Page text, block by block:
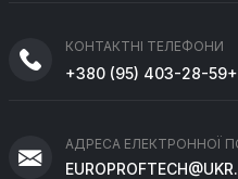
КОНТАКТНІ ТЕЛЕФОНИ
+380 (95) 403-28-59
АДРЕСА ЕЛЕКТРОННОЇ